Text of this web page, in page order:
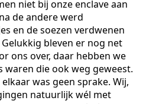
niet bij onze enclave aan
de andere werd
en de soezen verdwenen
bleven er nog net
ons over, daar hebben we
die ook weg geweest.
was geen sprake. Wij,
natuurlijk wél met